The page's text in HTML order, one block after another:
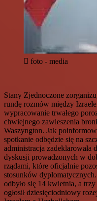
foto - media
Stany Zjednoczone
rundę rozmów między
wypracowanie trwałego
chwiejnego zawieszenia
Waszyngton. Jak
spotkanie odbędzie się na
administracja zadeklarowała
dyskusji prowadzonych w
rządami, które oficjalnie
stosunków
odbyło się 14 kwietnia, a
ogłosił dziesięciodniowy